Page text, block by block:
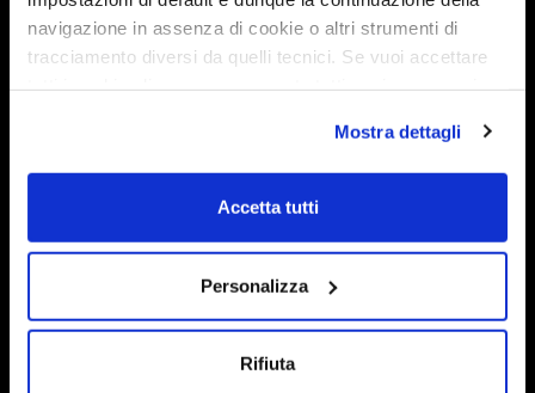
navigazione in assenza di cookie o altri strumenti di
tracciamento diversi da quelli tecnici. Se vuoi accettare
su acconsento selezionati. Se vuoi saperne di più clicca
qui. Cliccando sul tasto "Acconsento" permetti l'utilizzo
Mostra dettagli
Accetta tutti
Personalizza
Rifiuta
Krosser 90
Krosser 86
Admiral K 6.5